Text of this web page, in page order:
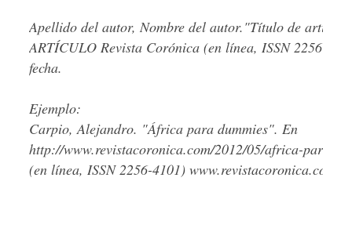
Apellido del autor, Nombre del autor."Título de
ARTÍCULO Revista Corónica (en línea, ISSN 2256-
fecha.
Ejemplo:
Carpio, Alejandro. "África para dummies". En
http://www.revistacoronica.com/2012/05/africa-para-
(en línea, ISSN 2256-4101) www.revistacoronica.com/